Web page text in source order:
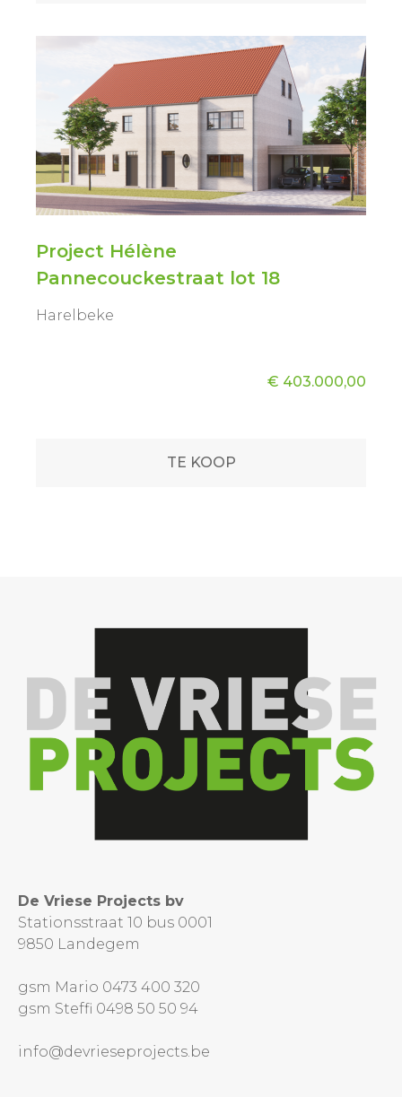
Project Hélène
Pannecouckestraat lot 18
Harelbeke
€ 403.000,00
TE KOOP
De Vriese Projects bv
Stationsstraat 10 bus 0001
9850 Landegem
gsm Mario 0473 400 320
gsm Steffi 0498 50 50 94
info@devrieseprojects.be